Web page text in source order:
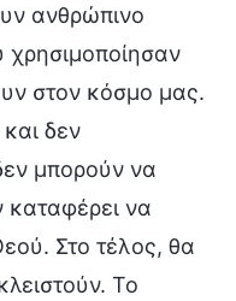
ανθρώπινο
χρησιμοποίησαν
στον κόσμο μας.
δεν
μπορούν να
να
Στο τέλος, θα
Το